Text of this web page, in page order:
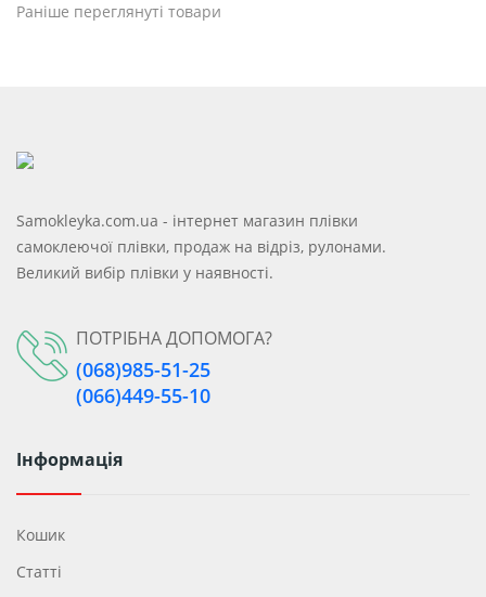
Раніше переглянуті товари
Samokleyka.com.ua - інтернет магазин плівки
самоклеючої плівки, продаж на відріз, рулонами.
Великий вибір плівки у наявності.
ПОТРІБНА ДОПОМОГА?
(068)985-51-25
(066)449-55-10
Інформація
Кошик
Статті